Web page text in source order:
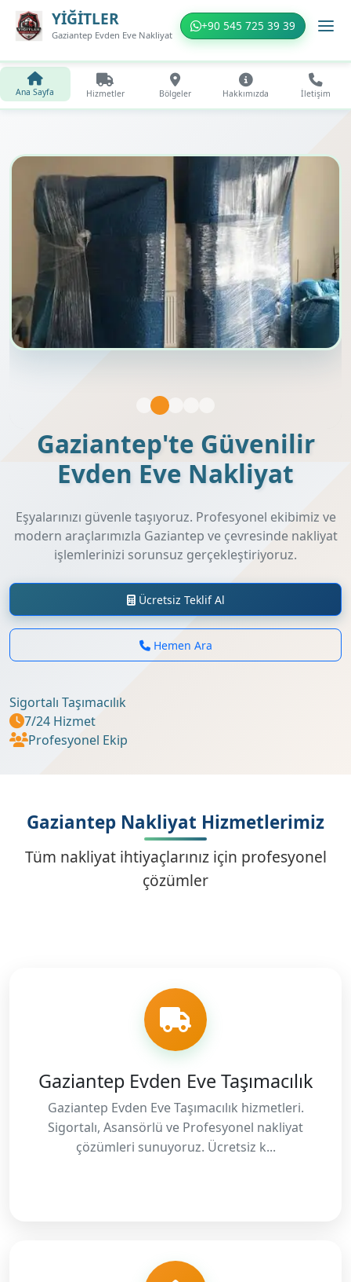
YİĞİTLER
Gaziantep Evden Eve Nakliyat
+90 545 725 39 39
Ana Sayfa Hizmetler Bölgeler Hakkımızda İletişim
Gaziantep'te Güvenilir
Evden Eve Nakliyat
Eşyalarınızı güvenle taşıyoruz. Profesyonel ekibimiz ve
modern araçlarımızla Gaziantep ve çevresinde nakliyat
işlemlerinizi sorunsuz gerçekleştiriyoruz.
Ücretsiz Teklif Al
Hemen Ara
Sigortalı Taşımacılık
7/24 Hizmet
Profesyonel Ekip
Gaziantep Nakliyat Hizmetlerimiz
Tüm nakliyat ihtiyaçlarınız için profesyonel
çözümler
Gaziantep Evden Eve Taşımacılık
Gaziantep Evden Eve Taşımacılık hizmetleri.
Sigortalı, Asansörlü ve Profesyonel nakliyat
çözümleri sunuyoruz. Ücretsiz k...